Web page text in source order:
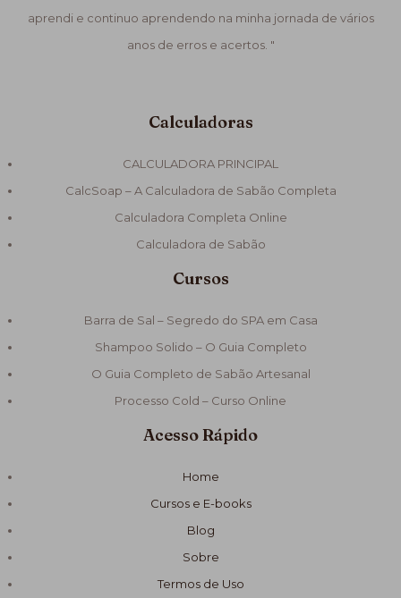
aprendi e continuo aprendendo na minha jornada de vários
anos de erros e acertos. "
Calculadoras
CALCULADORA PRINCIPAL
CalcSoap – A Calculadora de Sabão Completa
Calculadora Completa Online
Calculadora de Sabão
Cursos
Barra de Sal – Segredo do SPA em Casa
Shampoo Solido – O Guia Completo
O Guia Completo de Sabão Artesanal
Processo Cold – Curso Online
Acesso Rápido
Home
Cursos e E-books
Blog
Sobre
Termos de Uso